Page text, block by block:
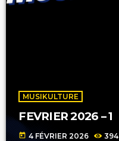
MUSIKULTURE
FEVRIER 2026 – 1
today 4 FÉVRIER 2026 394